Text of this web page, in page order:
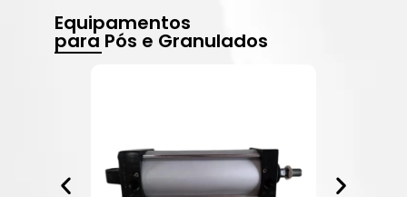
Equipamentos
para Pós e Granulados